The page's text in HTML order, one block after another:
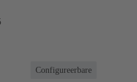
Configureerbare